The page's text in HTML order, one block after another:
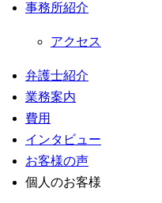
事務所紹介
アクセス
弁護士紹介
業務案内
費用
インタビュー
お客様の声
個人のお客様